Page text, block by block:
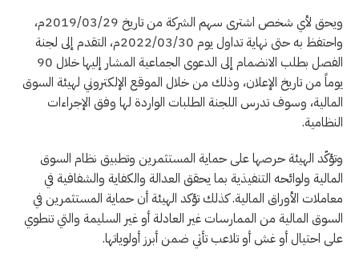
ويحق لأي شخص اشترى سهم الشركة من تاريخ 2019/03/29م​،
واحتفظ به حتى نهاية تداول يوم 2022/03/30م، التقدم إلى لجنة
الفصل بطلب الانضمام إلى الدعوى الجماعية المشار إليها خلال 90
يوماً من تاريخ الإعلان، وذلك من خلال الموقع الإلكتروني لهيئة السوق
المالية، وسوف تدرس اللجنة الطلبات الواردة لها وفق الإجراءات
النظامية.
وتؤكّد الهيئة حرصها على حماية المستثمرين وتطبيق نظام السوق
المالية ولوائحه التنفيذية بما يحقق العدالة والكفاية والشفافية في
معاملات الأوراق المالية. كذلك تؤكد الهيئة أن حماية المستثمرين في
السوق المالية من الممارسات غير العادلة أو غير السليمة والتي تنطوي
على احتيال أو غش أو تلاعب تأتي ضمن أبرز أولوياتها.